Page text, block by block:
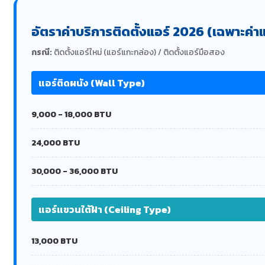
อัตราค่าบริการติดตั้งแอร์ 2026 (เฉพาะค่
กรณี: ติดตั้งแอร์ใหม่ (แอร์แกะกล่อง) / ติดตั้งแอร์มือสอง
แอร์ติดผนัง (Wall Type)
9,000 - 18,000 BTU
24,000 BTU
30,000 - 36,000 BTU
แอร์แขวนใต้ฝ้า (Ceiling Type)
13,000 BTU